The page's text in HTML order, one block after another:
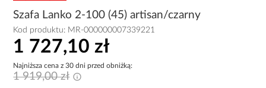
Szafa Lanko 2-100 (45) artisan/czarny
Kod produktu: MR-000000007339221
1 727,10 zł
Najniższa cena z 30 dni przed obniżką:
1 919,00 zł